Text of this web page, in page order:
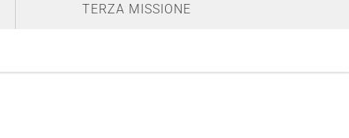
TERZA MISSIONE